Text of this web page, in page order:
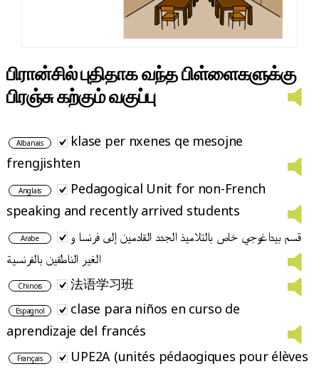
பிரான்சில் புதிதாக வந்த பிள்ளைகளுக்கு
பிரஞ்சு கற்கும் வகுப்பு
Albanais
klase per nxenes qe mesojne
frengjishten
Anglais
Pedagogical Unit for non-French
speaking and recently arrived students
Arabe
قسم بيداغوجي خاص بالتلاميذ الجدد القادمين إلى فرنسا و
الغير الناطقين بالفرنسية
Chinois 法语学习班
Espagnol
clase para niños en curso de
aprendizaje del francés
Français
UPE2A (unités pédaogiques pour élèves